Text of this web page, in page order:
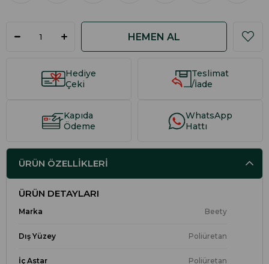
Hediye
Çeki
Teslimat
/İade
Kapıda
Ödeme
WhatsApp
Hattı
ÜRÜN ÖZELLIKLERI
ÜRÜN DETAYLARI
Marka Beety
Dış Yüzey Poliüretan
İç Astar Poliüretan